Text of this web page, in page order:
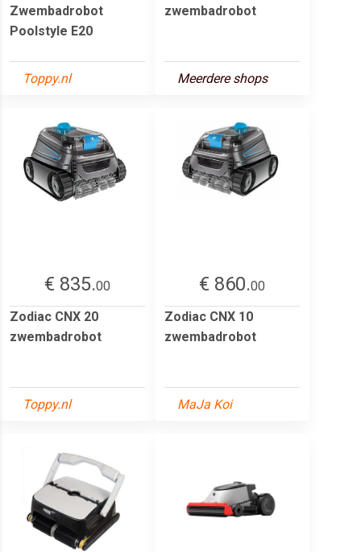
Zwembadrobot
Poolstyle E20
Toppy.nl
zwembadrobot
Meerdere shops
€ 835.00
Zodiac CNX 20
zwembadrobot
Toppy.nl
€ 860.00
Zodiac CNX 10
zwembadrobot
MaJa Koi